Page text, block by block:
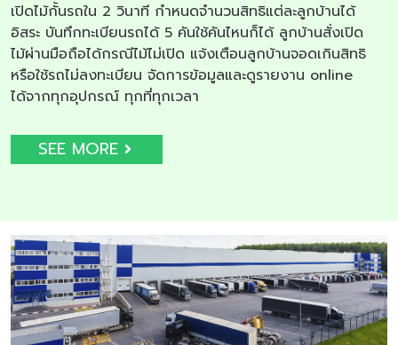
เปิดไม้กั้นรถใน 2 วินาที กำหนดจำนวนสิทธิแต่ละลูกบ้านได้
อิสระ บันทึกทะเบียนรถได้ 5 คันใช้คันไหนก็ได้ ลูกบ้านสั่งเปิด
ไม้ผ่านมือถือได้กรณีไม้ไม่เปิด แจ้งเตือนลูกบ้านจอดเกินสิทธิ
หรือใช้รถไม่ลงทะเบียน จัดการข้อมูลและดูรายงาน online
ได้จากทุกอุปกรณ์ ทุกที่ทุกเวลา
SEE MORE